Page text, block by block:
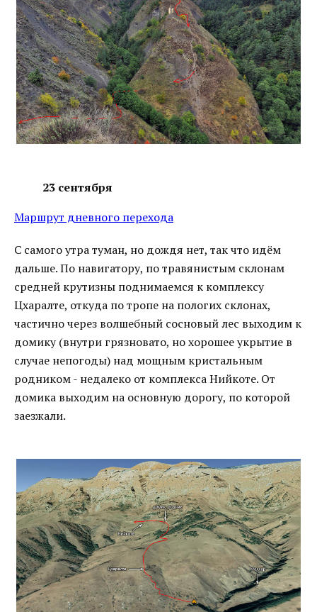
23 сентября
Маршрут дневного перехода
С самого утра туман, но дождя нет, так что идём
дальше. По навигатору, по травянистым склонам
средней крутизны поднимаемся к комплексу
Цхаралте, откуда по тропе на пологих склонах,
частично через волшебный сосновый лес выходим к
домику (внутри грязновато, но хорошее укрытие в
случае непогоды) над мощным кристальным
родником - недалеко от комплекса Нийкоте. От
домика выходим на основную дорогу, по которой
заезжали.